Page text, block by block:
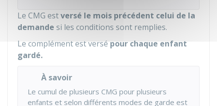
Le CMG estversé le mois précédent celui de la
demande si les conditions sont remplies.
Le complément est versépour chaque enfant
gardé.
À savoir
Le cumul de plusieurs CMG pour plusieurs
enfants et selon différents modes de garde est